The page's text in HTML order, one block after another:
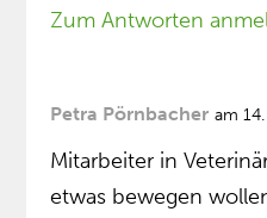
Zum Antworten
Petra Pörnbacher am
Mitarbeiter in
etwas bewegen